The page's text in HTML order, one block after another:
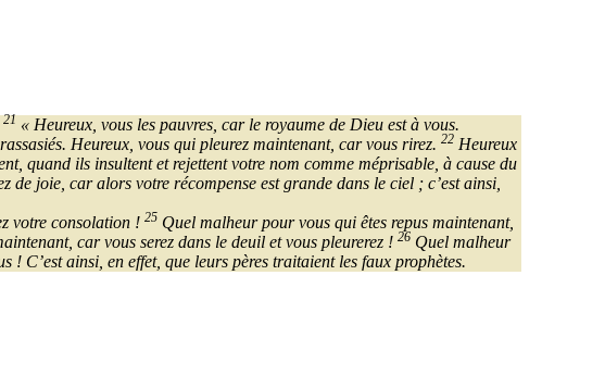
21 « Heureux, vous les pauvres, car le royaume de Dieu est à vous.
Heureux, vous qui pleurez maintenant, car vous rirez. 22 Heureux
quand ils insultent et rejettent votre nom comme méprisable, à cause du
de joie, car alors votre récompense est grande dans le ciel ; c’est ainsi,
votre consolation ! 25 Quel malheur pour vous qui êtes repus maintenant,
car vous serez dans le deuil et vous pleurerez ! 26 Quel malheur
! C’est ainsi, en effet, que leurs pères traitaient les faux prophètes.